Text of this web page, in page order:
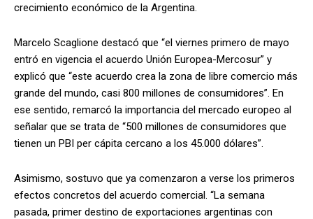
crecimiento económico de la Argentina.
Marcelo Scaglione destacó que “el viernes primero de mayo
entró en vigencia el acuerdo Unión Europea-Mercosur” y
explicó que “este acuerdo crea la zona de libre comercio más
grande del mundo, casi 800 millones de consumidores”. En
ese sentido, remarcó la importancia del mercado europeo al
señalar que se trata de “500 millones de consumidores que
tienen un PBI per cápita cercano a los 45.000 dólares”.
Asimismo, sostuvo que ya comenzaron a verse los primeros
efectos concretos del acuerdo comercial. “La semana
pasada, primer destino de exportaciones argentinas con